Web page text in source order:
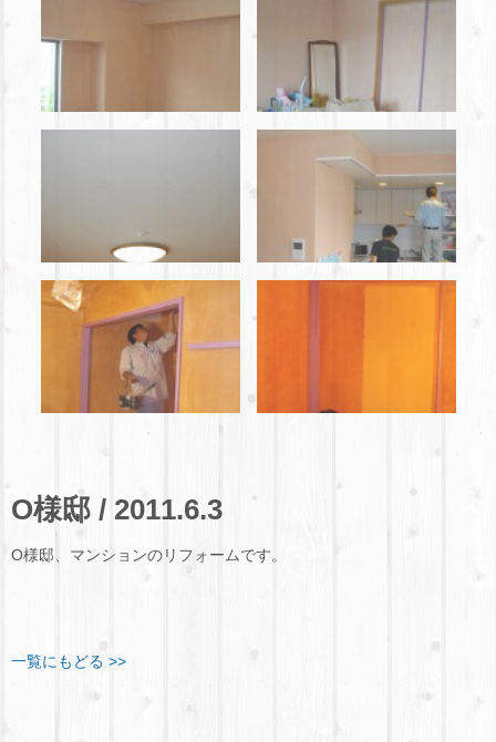
O様邸 / 2011.6.3
O様邸、マンションのリフォームです。
一覧にもどる >>